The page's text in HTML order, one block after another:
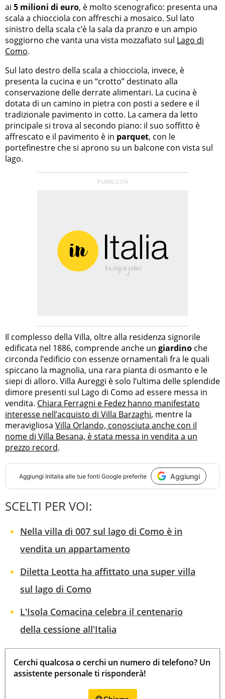
ai 5 milioni di euro, è molto scenografico: presenta una
scala a chiocciola con affreschi a mosaico. Sul lato
sinistro della scala c’è la sala da pranzo e un ampio
soggiorno che vanta una vista mozzafiato sul Lago di
Como.
Sul lato destro della scala a chiocciola, invece, è
presenta la cucina e un “crotto” destinato alla
conservazione delle derrate alimentari. La cucina è
dotata di un camino in pietra con posti a sedere e il
tradizionale pavimento in cotto. La camera da letto
principale si trova al secondo piano: il suo soffitto è
affrescato e il pavimento è in parquet, con le
portefinestre che si aprono su un balcone con vista sul
lago.
Il complesso della Villa, oltre alla residenza signorile
edificata nel 1886, comprende anche un giardino che
circonda l’edificio con essenze ornamentali fra le quali
spiccano la magnolia, una rara pianta di osmanto e le
siepi di alloro. Villa Aureggi è solo l’ultima delle splendide
dimore presenti sul Lago di Como ad essere messa in
vendita. Chiara Ferragni e Fedez hanno manifestato
interesse nell’acquisto di Villa Barzaghi, mentre la
meravigliosa Villa Orlando, conosciuta anche con il
nome di Villa Besana, è stata messa in vendita a un
prezzo record.
Aggiungi InItalia alle tue fonti Google preferite Aggiungi
SCELTI PER VOI:
Nella villa di 007 sul lago di Como è in
vendita un appartamento
Diletta Leotta ha affittato una super villa
sul lago di Como
L'Isola Comacina celebra il centenario
della cessione all'Italia
Cerchi qualcosa o cerchi un numero di telefono? Un
assistente personale ti risponderà!